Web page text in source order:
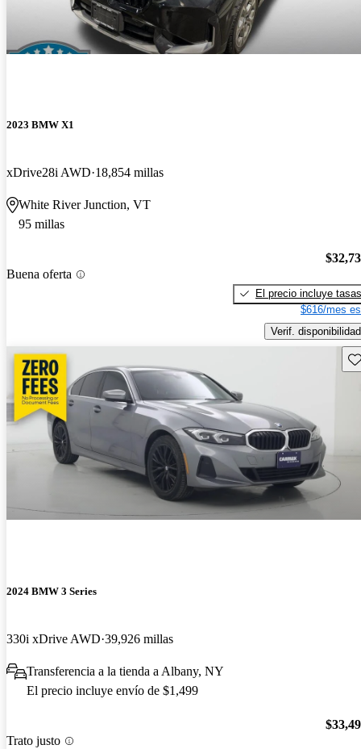
2023 BMW X1
xDrive28i AWD 18,854 millas
White River Junction, VT
95 millas
Buena oferta
El precio incluye tasas
$616/mes
Verif. disponibilidad
2024 BMW 3 Series
330i xDrive AWD 39,926 millas
Transferencia a la tienda a Albany, NY
El precio incluye envío de $1,499
Trato justo